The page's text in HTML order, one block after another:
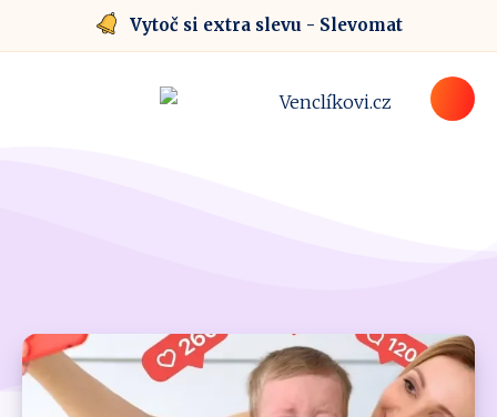
Vytoč si extra slevu - Slevomat